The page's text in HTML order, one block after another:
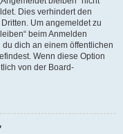
Dies verhindert den
Um angemeldet zu
beim Anmelden
dich an einem öffentlichen
Wenn diese Option
von der Board-